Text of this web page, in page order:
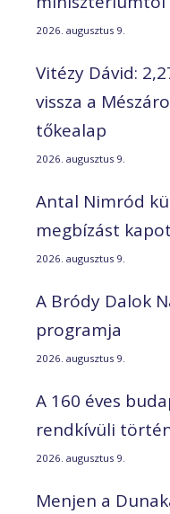
2026. augusztus 9.
Vitézy Dávid:
vissza a
tőkealap
2026. augusztus 9.
Antal Nimród
megbízást
2026. augusztus 9.
A Bródy Dalok
programja
2026. augusztus 9.
A 160 éves
rendkívüli
2026. augusztus 9.
Menjen a